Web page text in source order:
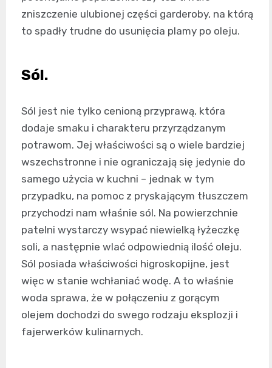
zniszczenie ulubionej części garderoby, na którą
to spadły trudne do usunięcia plamy po oleju.
Sól.
Sól jest nie tylko cenioną przyprawą, która
dodaje smaku i charakteru przyrządzanym
potrawom. Jej właściwości są o wiele bardziej
wszechstronne i nie ograniczają się jedynie do
samego użycia w kuchni – jednak w tym
przypadku, na pomoc z pryskającym tłuszczem
przychodzi nam właśnie sól. Na powierzchnie
patelni wystarczy wsypać niewielką łyżeczkę
soli, a następnie wlać odpowiednią ilość oleju.
Sól posiada właściwości higroskopijne, jest
więc w stanie wchłaniać wodę. A to właśnie
woda sprawa, że w połączeniu z gorącym
olejem dochodzi do swego rodzaju eksplozji i
fajerwerków kulinarnych.